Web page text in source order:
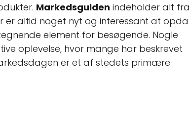
Markedsgulden indeholder alt
altid noget nyt og interessant at
element for besøgende. Nogle
oplevelse, hvor mange har beskrevet
er et af stedets primære